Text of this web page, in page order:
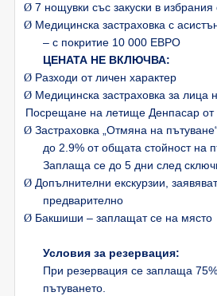
Ø 7 нощувки със закуски в избрания
Ø Медицинска застраховка с
– с покритие 10 000 ЕВРО
ЦЕНАТА НЕ ВКЛЮЧВА:
Ø Разходи от личен характер
Ø Медицинска застраховка за лица
Посрещане на летище Денпасар от
Ø Застраховка „Отмяна на
до 2.9% от общата стойност на
Заплаща се до 5 дни след
Ø Допълнителни екскурзии,
предварително
Ø Бакшиши – заплащат се на място
Условия за резервация:
При резервация се заплаща 75%
пътуването.